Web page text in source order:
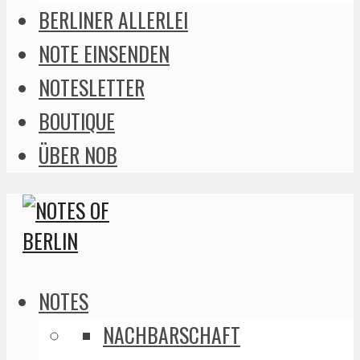
BERLINER ALLERLEI
NOTE EINSENDEN
NOTESLETTER
BOUTIQUE
ÜBER NOB
NOTES
NACHBARSCHAFT